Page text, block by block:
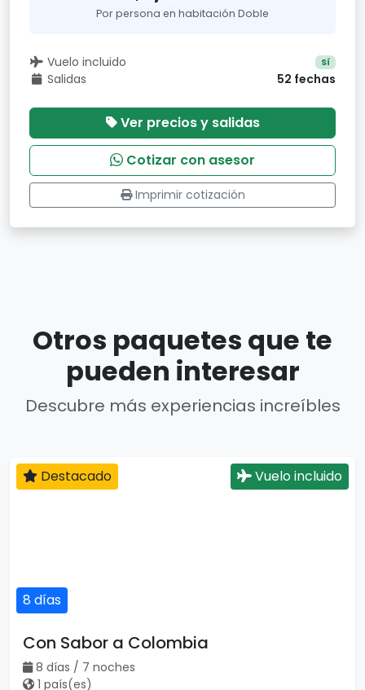
Por persona en habitación Doble
Vuelo incluido Sí
Salidas 52 fechas
Ver precios y salidas
Cotizar con asesor
Imprimir cotización
Otros paquetes que te
pueden interesar
Descubre más experiencias increíbles
8 días
Destacado Vuelo incluido
Con Sabor a Colombia
8 días / 7 noches
1 país(es)